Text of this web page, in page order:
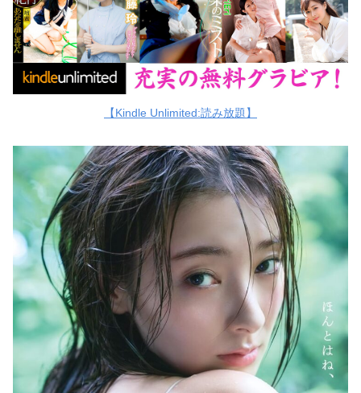
【Kindle Unlimited:読み放題】